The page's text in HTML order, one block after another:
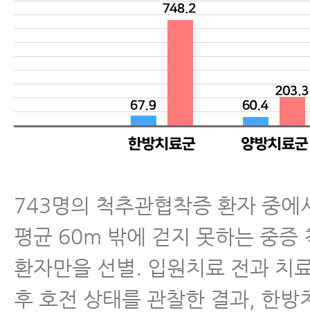
743명의 척추관협착증 환자 중에
평균 60m 밖에 걷지 못하는 중증
환자만을 선별. 입원치료 전과 치
후 호전 상태를 관찰한 결과, 한방